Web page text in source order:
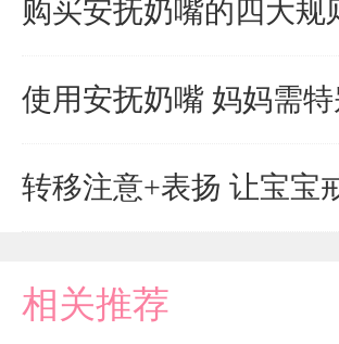
购买安抚奶嘴的四大规
使用安抚奶嘴 妈妈需
转移注意+表扬 让宝宝
相关推荐